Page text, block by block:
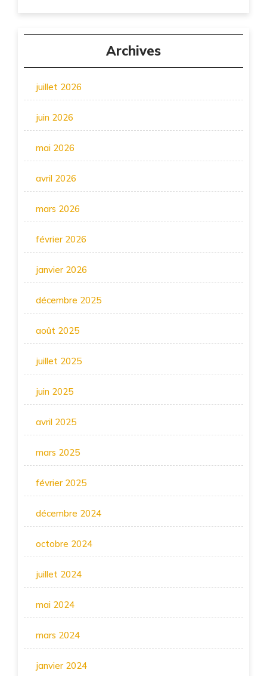
Archives
juillet 2026
juin 2026
mai 2026
avril 2026
mars 2026
février 2026
janvier 2026
décembre 2025
août 2025
juillet 2025
juin 2025
avril 2025
mars 2025
février 2025
décembre 2024
octobre 2024
juillet 2024
mai 2024
mars 2024
janvier 2024